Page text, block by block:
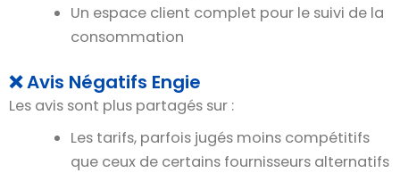
Un espace client complet pour le suivi de la
consommation
❌ Avis Négatifs Engie
Les avis sont plus partagés sur :
Les tarifs, parfois jugés moins compétitifs
que ceux de certains fournisseurs alternatifs